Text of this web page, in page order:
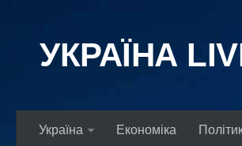
УКРАЇНА
Україна Економіка